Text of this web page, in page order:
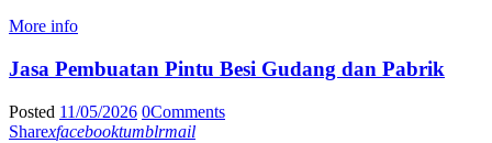
More info
Jasa Pembuatan Pintu Besi Gudang dan Pabrik
Posted 11/05/2026 0Comments
Sharexfacebooktumblrmail